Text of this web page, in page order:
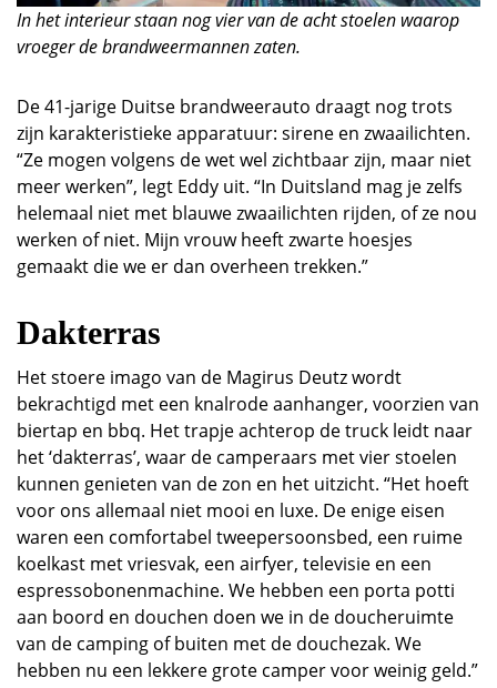
In het interieur staan nog vier van de acht stoelen waarop
vroeger de brandweermannen zaten.
De 41-jarige Duitse brandweerauto draagt nog trots
zijn karakteristieke apparatuur: sirene en zwaailichten.
“Ze mogen volgens de wet wel zichtbaar zijn, maar niet
meer werken”, legt Eddy uit. “In Duitsland mag je zelfs
helemaal niet met blauwe zwaailichten rijden, of ze nou
werken of niet. Mijn vrouw heeft zwarte hoesjes
gemaakt die we er dan overheen trekken.”
Dakterras
Het stoere imago van de Magirus Deutz wordt
bekrachtigd met een knalrode aanhanger, voorzien van
biertap en bbq. Het trapje achterop de truck leidt naar
het ‘dakterras’, waar de camperaars met vier stoelen
kunnen genieten van de zon en het uitzicht. “Het hoeft
voor ons allemaal niet mooi en luxe. De enige eisen
waren een comfortabel tweepersoonsbed, een ruime
koelkast met vriesvak, een airfyer, televisie en een
espressobonenmachine. We hebben een porta potti
aan boord en douchen doen we in de doucheruimte
van de camping of buiten met de douchezak. We
hebben nu een lekkere grote camper voor weinig geld.”